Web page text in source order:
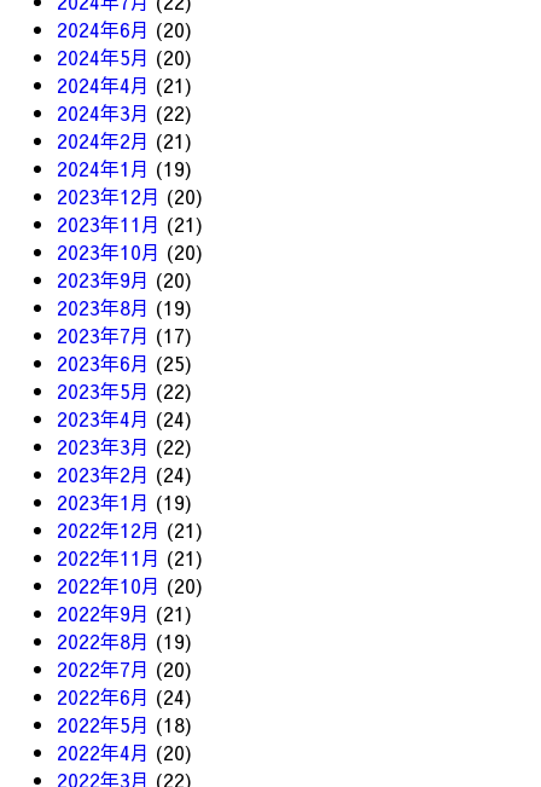
2024年6月 (20)
2024年5月 (20)
2024年4月 (21)
2024年3月 (22)
2024年2月 (21)
2024年1月 (19)
2023年12月 (20)
2023年11月 (21)
2023年10月 (20)
2023年9月 (20)
2023年8月 (19)
2023年7月 (17)
2023年6月 (25)
2023年5月 (22)
2023年4月 (24)
2023年3月 (22)
2023年2月 (24)
2023年1月 (19)
2022年12月 (21)
2022年11月 (21)
2022年10月 (20)
2022年9月 (21)
2022年8月 (19)
2022年7月 (20)
2022年6月 (24)
2022年5月 (18)
2022年4月 (20)
2022年3月 (22)